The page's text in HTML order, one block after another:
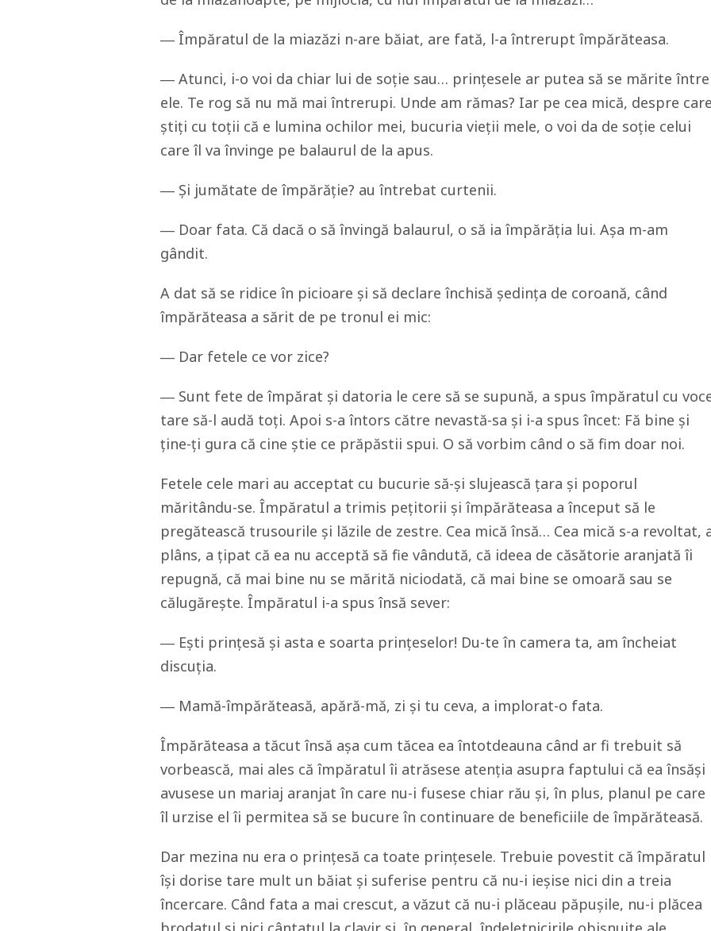
― Împăratul de la miazăzi n-are băiat, are fată, l-a întrerupt împărăteasa.
― Atunci, i-o voi da chiar lui de soție sau… prințesele ar putea să se mărite între
ele. Te rog să nu mă mai întrerupi. Unde am rămas? Iar pe cea mică, despre
știți cu toții că e lumina ochilor mei, bucuria vieții mele, o voi da de soție celui
care îl va învinge pe balaurul de la apus.
― Și jumătate de împărăție? au întrebat curtenii.
― Doar fata. Că dacă o să învingă balaurul, o să ia împărăția lui. Așa m-am
gândit.
A dat să se ridice în picioare și să declare închisă ședința de coroană, când
împărăteasa a sărit de pe tronul ei mic:
― Dar fetele ce vor zice?
― Sunt fete de împărat și datoria le cere să se supună, a spus împăratul cu
tare să-l audă toți. Apoi s-a întors către nevastă-sa și i-a spus încet: Fă bine și
ține-ți gura că cine știe ce prăpăstii spui. O să vorbim când o să fim doar noi.
Fetele cele mari au acceptat cu bucurie să-și slujească țara și poporul
măritându-se. Împăratul a trimis pețitorii și împărăteasa a început să le
pregătească trusourile și lăzile de zestre. Cea mică însă… Cea mică s-a revoltat,
plâns, a țipat că ea nu acceptă să fie vândută, că ideea de căsătorie aranjată îi
repugnă, că mai bine nu se mărită niciodată, că mai bine se omoară sau se
călugărește. Împăratul i-a spus însă sever:
― Ești prințesă și asta e soarta prințeselor! Du-te în camera ta, am încheiat
discuția.
― Mamă-împărăteasă, apără-mă, zi și tu ceva, a implorat-o fata.
Împărăteasa a tăcut însă așa cum tăcea ea întotdeauna când ar fi trebuit să
vorbească, mai ales că împăratul îi atrăsese atenția asupra faptului că ea însăși
avusese un mariaj aranjat în care nu-i fusese chiar rău și, în plus, planul pe care
îl urzise el îi permitea să se bucure în continuare de beneficiile de împărăteasă.
Dar mezina nu era o prințesă ca toate prințesele. Trebuie povestit că împăratul
își dorise tare mult un băiat și suferise pentru că nu-i ieșise nici din a treia
încercare. Când fata a mai crescut, a văzut că nu-i plăceau păpușile, nu-i plăcea